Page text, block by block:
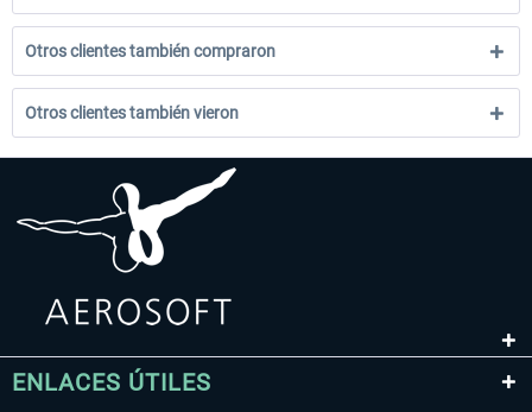
Otros clientes también compraron
Otros clientes también vieron
ENLACES ÚTILES